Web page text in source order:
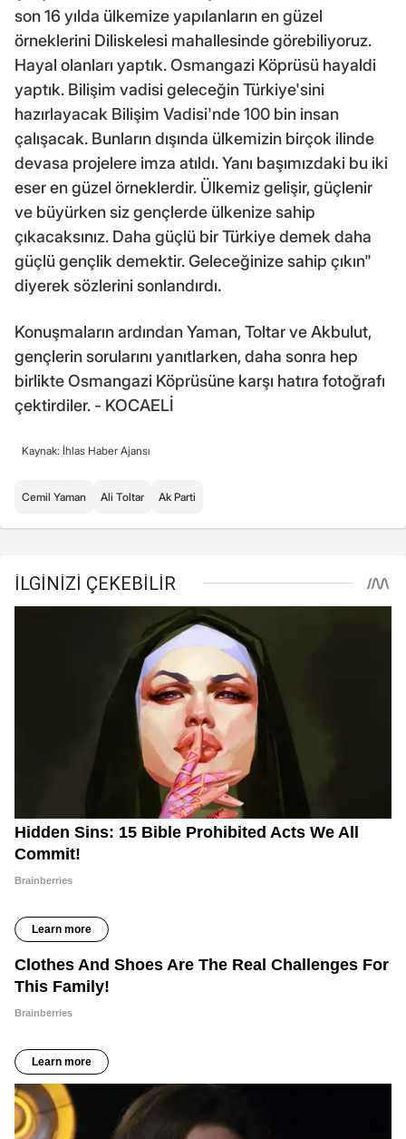
son 16 yılda ülkemize yapılanların en güzel
örneklerini Diliskelesi mahallesinde görebiliyoruz.
Hayal olanları yaptık. Osmangazi Köprüsü hayaldi
yaptık. Bilişim vadisi geleceğin Türkiye'sini
hazırlayacak Bilişim Vadisi'nde 100 bin insan
çalışacak. Bunların dışında ülkemizin birçok ilinde
devasa projelere imza atıldı. Yanı başımızdaki bu iki
eser en güzel örneklerdir. Ülkemiz gelişir, güçlenir
ve büyürken siz gençlerde ülkenize sahip
çıkacaksınız. Daha güçlü bir Türkiye demek daha
güçlü gençlik demektir. Geleceğinize sahip çıkın"
diyerek sözlerini sonlandırdı.
Konuşmaların ardından Yaman, Toltar ve Akbulut,
gençlerin sorularını yanıtlarken, daha sonra hep
birlikte Osmangazi Köprüsüne karşı hatıra fotoğrafı
çektirdiler. - KOCAELİ
Kaynak: İhlas Haber Ajansı
Cemil Yaman Ali Toltar Ak Parti